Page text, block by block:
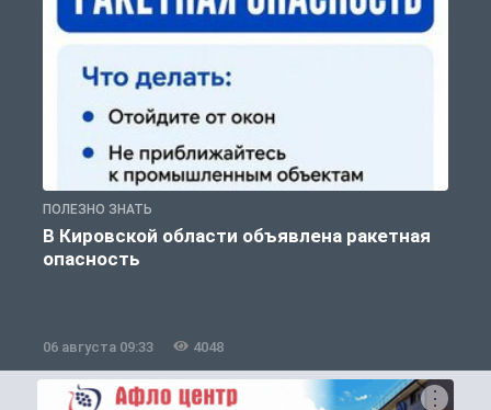
ПОЛЕЗНО ЗНАТЬ
В Кировской области объявлена ракетная
опасность
06 августа 09:33 4048